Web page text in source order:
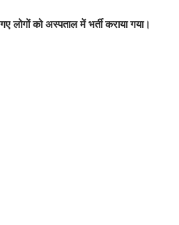
को अस्पताल में भर्ती कराया गया।